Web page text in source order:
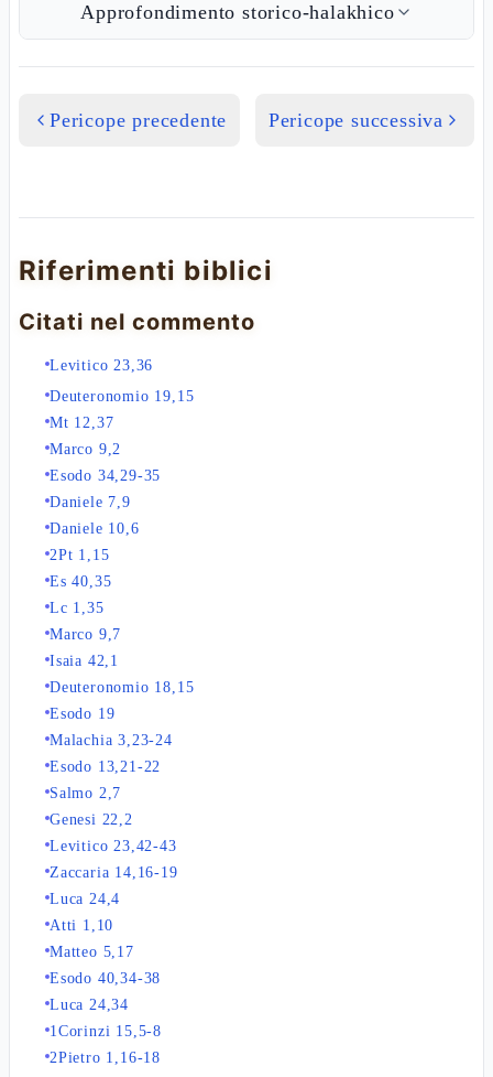
Approfondimento storico-halakhico
Pericope precedente Pericope successiva
Riferimenti biblici
Citati nel commento
Levitico 23,36
Deuteronomio 19,15
Mt 12,37
Marco 9,2
Esodo 34,29-35
Daniele 7,9
Daniele 10,6
2Pt 1,15
Es 40,35
Lc 1,35
Marco 9,7
Isaia 42,1
Deuteronomio 18,15
Esodo 19
Malachia 3,23-24
Esodo 13,21-22
Salmo 2,7
Genesi 22,2
Levitico 23,42-43
Zaccaria 14,16-19
Luca 24,4
Atti 1,10
Matteo 5,17
Esodo 40,34-38
Luca 24,34
1Corinzi 15,5-8
2Pietro 1,16-18